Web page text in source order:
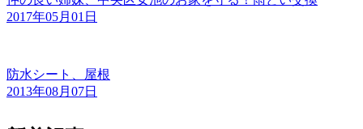
2017年05月01日
防水シート、屋根
2013年08月07日